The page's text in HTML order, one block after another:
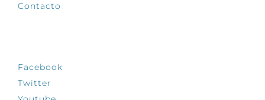
Contacto
Facebook
Twitter